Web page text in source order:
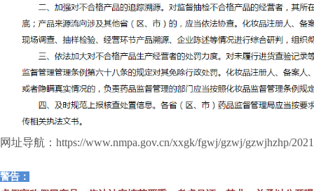
网址导航：https://www.nmpa.gov.cn/xxgk/fgwj/gzwj/gzwjhzhp/
警告：